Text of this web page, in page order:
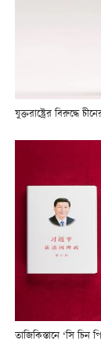
যুক্তরাষ্ট্রের বিরুদ্ধে
তাজিকিস্তানে ‘সি চিন